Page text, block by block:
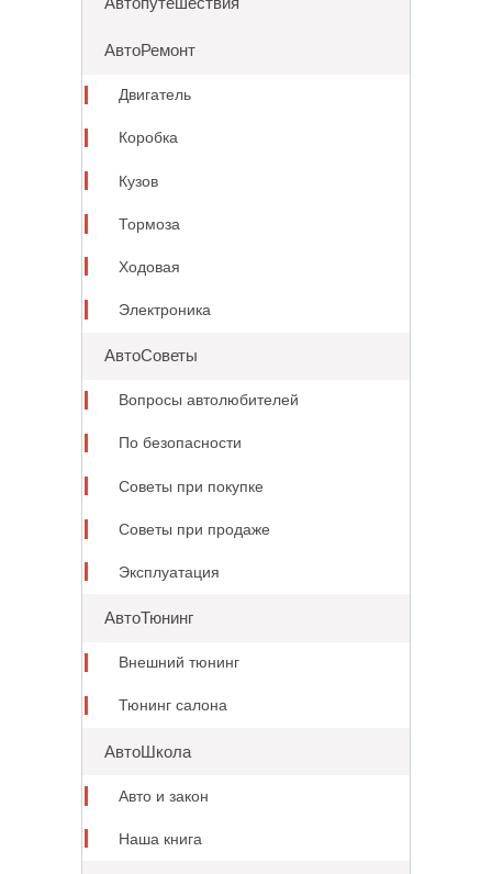
АвтоРемонт
Двигатель
Коробка
Кузов
Тормоза
Ходовая
Электроника
АвтоСоветы
Вопросы автолюбителей
По безопасности
Советы при покупке
Советы при продаже
Эксплуатация
АвтоТюнинг
Внешний тюнинг
Тюнинг салона
АвтоШкола
Авто и закон
Наша книга